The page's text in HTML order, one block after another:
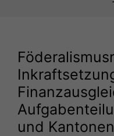
und